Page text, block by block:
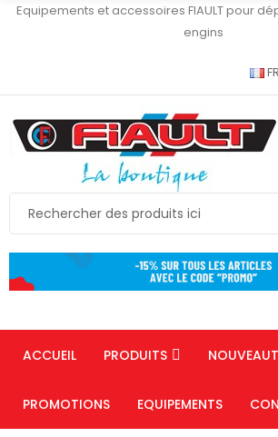
Equipements et accessoires FIAULT pour
engins
ACCUEIL PRODUITS
PROMOTIONS EQUIPEMENTS